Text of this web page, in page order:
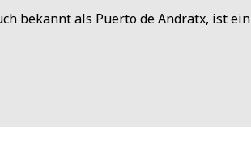
bekannt als Puerto de Andratx, ist ein